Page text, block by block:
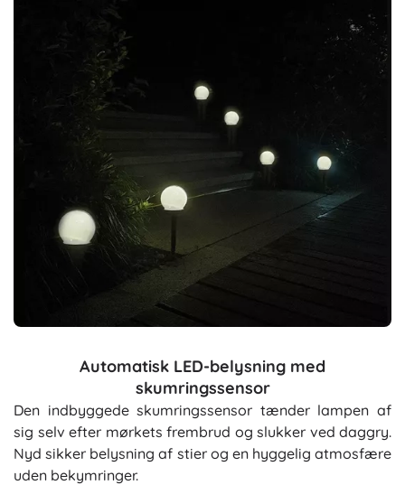
Automatisk LED-belysning med
skumringssensor
Den indbyggede skumringssensor tænder lampen af
sig selv efter mørkets frembrud og slukker ved daggry.
Nyd sikker belysning af stier og en hyggelig atmosfære
uden bekymringer.